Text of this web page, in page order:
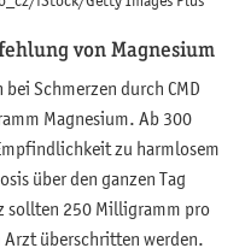
von Magnesium
Schmerzen durch CMD
Magnesium. Ab 300
zu harmlosem
über den ganzen Tag
sollten 250 Milligramm pro
Arzt überschritten werden.